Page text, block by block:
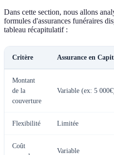
Dans cette section, nous allons
formules d'assurances funéraires
tableau récapitulatif :
Critère Assurance en
Montant
de la
couverture
Variable (ex: 5
Flexibilité Limitée
Coût
Variable